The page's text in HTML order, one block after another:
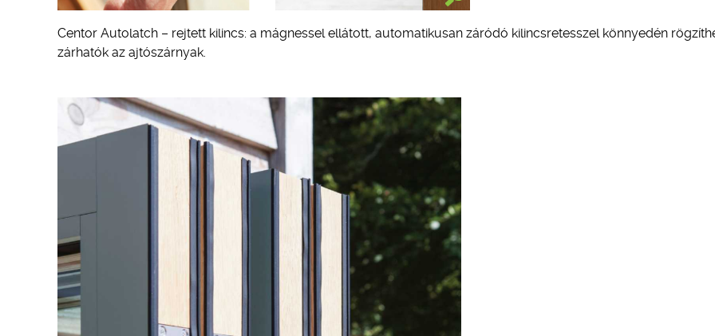
Centor Autolatch – rejtett kilincs: a mágnessel ellátott, automatikusan záródó kilincsretesszel könnyedén
zárhatók az ajtószárnyak.